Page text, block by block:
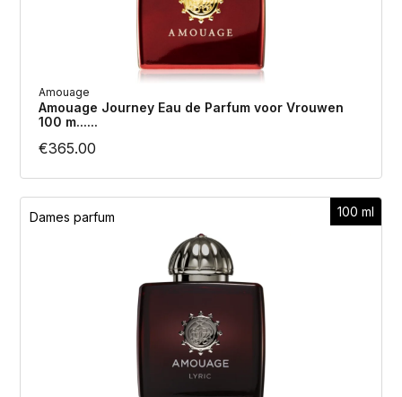
Amouage
Amouage Journey Eau de Parfum voor Vrouwen
100 m......
€365.00
100 ml
Dames parfum